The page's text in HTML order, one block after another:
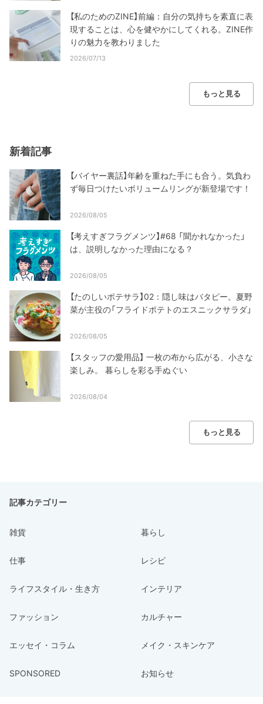
【私のためのZINE】前編：自分の気持ちを素直に表
現することは、心を健やかにしてくれる。ZINE作
りの魅力を教わりました
2026/07/13
もっと見る
新着記事
【バイヤー裏話】年齢を重ねた手にも合う。気負わ
ず毎日つけたいボリュームリングが新登場です！
2026/08/05
【考えすぎフラグメンツ】#68 「聞かれなかった」
は、説明しなかった理由になる？
2026/08/05
【たのしいポテサラ】02：隠し味はバタピー。夏野
菜が主役の「フライドポテトのエスニックサラダ」
2026/08/05
【スタッフの愛用品】 一枚の布から広がる、小さな
楽しみ。 暮らしを彩る手ぬぐい
2026/08/04
もっと見る
記事カテゴリー
雑貨 暮らし
仕事 レシピ
ライフスタイル・生き方 インテリア
ファッション カルチャー
エッセイ・コラム メイク・スキンケア
SPONSORED お知らせ